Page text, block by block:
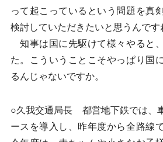
って起こっているという問題を真
検討していただきたいと思うんです
知事は国に先駆けて様々やると
た。こういうことこそやっぱり国
るんじゃないですか。
○久我交通局長 都営地下鉄では、
ースを導入し、昨年度から全路線